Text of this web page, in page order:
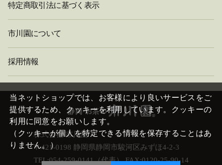
特定商取引法に基づく表示
市川園について
採用情報
株式会社 市川園
〒421-0198 静岡県静岡市駿河区みずほ4-2-3
TEL:054-259-0141（代表） FAX:0120-25-90-14
当ネットショップでは、お客様により良いサービスをご
提供するため、クッキーを利用しています。クッキーの
利用に同意をお願いします。
（クッキーが個人を特定できる情報を保存することはあ
りません。）
閉
じ
る